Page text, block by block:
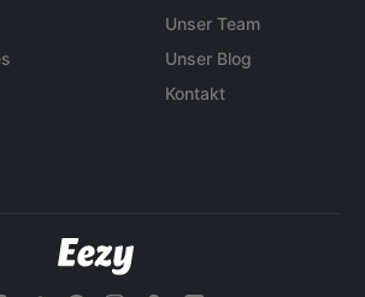
Unser Team
Unser Blog
Kontakt